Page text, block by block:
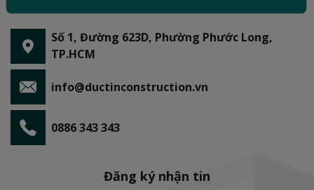
Số 1, Đường 623D, Phường Phước Long,
TP.HCM
info@ductinconstruction.vn
0886 343 343
Đăng ký nhận tin